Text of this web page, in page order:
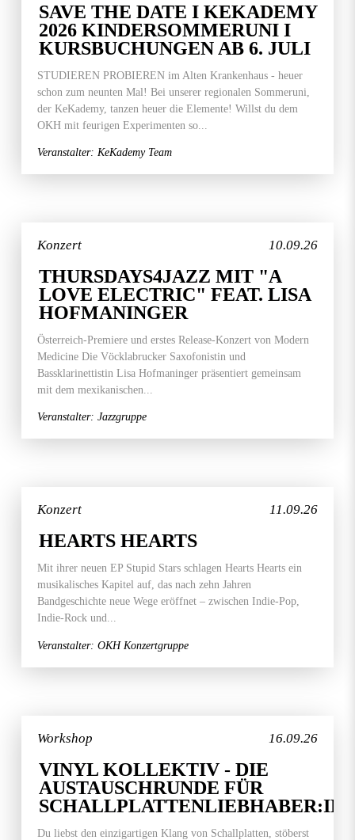
SAVE THE DATE I KEKADEMY
2026 KINDERSOMMERUNI I
KURSBUCHUNGEN AB 6. JULI
STUDIEREN PROBIEREN im Alten Krankenhaus - heuer
schon zum neunten Mal! Bei unserer regionalen Sommeruni,
der KeKademy, tanzen heuer die Elemente! Willst du dem
OKH mit feurigen Experimenten so...
Veranstalter: KeKademy Team
10.09.26
Konzert
THURSDAYS4JAZZ MIT "A
LOVE ELECTRIC" FEAT. LISA
HOFMANINGER
Österreich-Premiere und erstes Release-Konzert von Modern
Medicine Die Vöcklabrucker Saxofonistin und
Bassklarinettistin Lisa Hofmaninger präsentiert gemeinsam
mit dem mexikanischen...
Veranstalter: Jazzgruppe
11.09.26
Konzert
HEARTS HEARTS
Mit ihrer neuen EP Stupid Stars schlagen Hearts Hearts ein
musikalisches Kapitel auf, das nach zehn Jahren
Bandgeschichte neue Wege eröffnet – zwischen Indie-Pop,
Indie-Rock und...
Veranstalter: OKH Konzertgruppe
16.09.26
Workshop
VINYL KOLLEKTIV - DIE
AUSTAUSCHRUNDE FÜR
Du liebst den einzigartigen Klang von Schallplatten, stöberst